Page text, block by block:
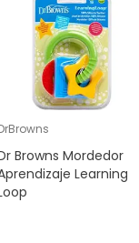
Browns Mordedor
Learning